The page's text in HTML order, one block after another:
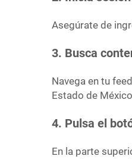
Asegúrate de
3. Busca
Navega en tu
Estado de
4. Pulsa el
En la parte